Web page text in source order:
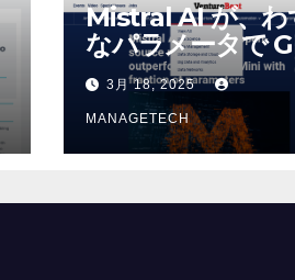
Mistral AI が、わ
なパラメータで
4o Mini を上回る
いオープンソース
デルをリリース |
VentureBeat
3月 18, 2025
MANAGETECH